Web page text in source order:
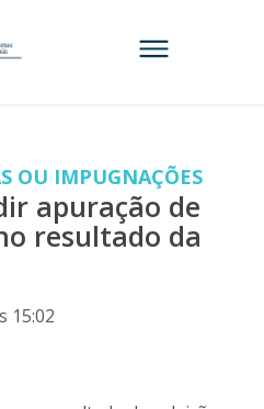
OU IMPUGNAÇÕES
apuração de
resultado da
15:02